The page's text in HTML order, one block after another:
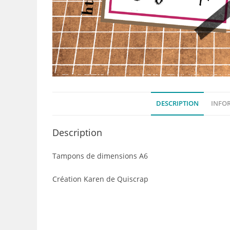
DESCRIPTION
Description
Tampons de dimensions A6
Création Karen de Quiscrap